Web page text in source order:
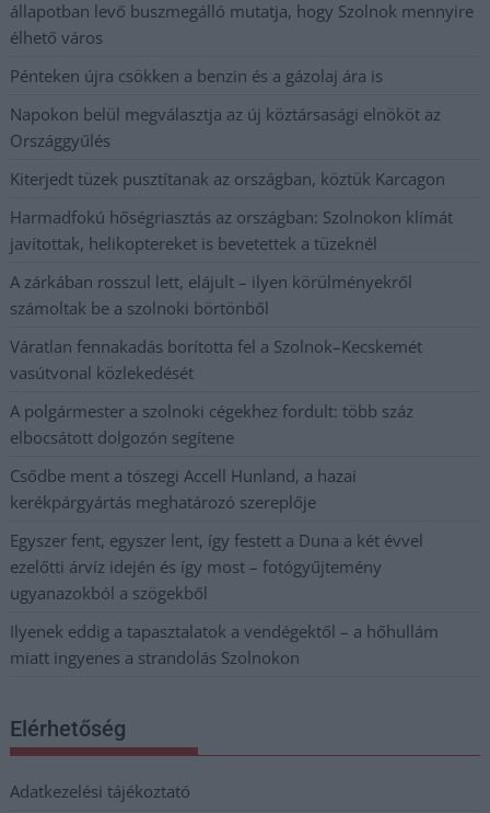
állapotban levő buszmegálló mutatja, hogy Szolnok mennyire
élhető város
Pénteken újra csökken a benzin és a gázolaj ára is
Napokon belül megválasztja az új köztársasági elnököt az
Országgyűlés
Kiterjedt tüzek pusztítanak az országban, köztük Karcagon
Harmadfokú hőségriasztás az országban: Szolnokon klímát
javítottak, helikoptereket is bevetettek a tüzeknél
A zárkában rosszul lett, elájult – ilyen körülményekről
számoltak be a szolnoki börtönből
Váratlan fennakadás borította fel a Szolnok–Kecskemét
vasútvonal közlekedését
A polgármester a szolnoki cégekhez fordult: több száz
elbocsátott dolgozón segítene
Csődbe ment a tószegi Accell Hunland, a hazai
kerékpárgyártás meghatározó szereplője
Egyszer fent, egyszer lent, így festett a Duna a két évvel
ezelőtti árvíz idején és így most – fotógyűjtemény
ugyanazokból a szögekből
Ilyenek eddig a tapasztalatok a vendégektől – a hőhullám
miatt ingyenes a strandolás Szolnokon
Elérhetőség
Adatkezelési tájékoztató